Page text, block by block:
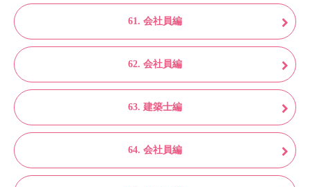
61. 会社員編
62. 会社員編
63. 建築士編
64. 会社員編